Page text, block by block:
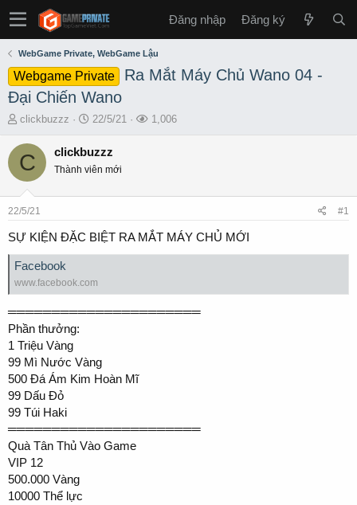
Đăng nhập Đăng ký
WebGame Private, WebGame Lậu
Webgame Private
Ra Mắt Máy Chủ Wano 04 -
Đại Chiến Wano
T
r
e
s
a
t
clickbuzzz
S
a
t
e
22/5/21
L1,006
C clickbuzzz
Thành viên mới
22/5/21 #1
SỰ KIỆN ĐẶC BIỆT RA MẮT MÁY CHỦ MỚI
Facebook
www.facebook.com
══════════════════════
Phần thưởng:
1 Triệu Vàng
99 Mì Nước Vàng
500 Đá Ám Kim Hoàn Mĩ
99 Dấu Đỏ
99 Túi Haki
══════════════════════
Quà Tân Thủ Vào Game
VIP 12
500.000 Vàng
10000 Thể lực